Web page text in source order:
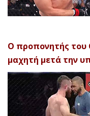
Ο προπονητής του
μαχητή μετά την